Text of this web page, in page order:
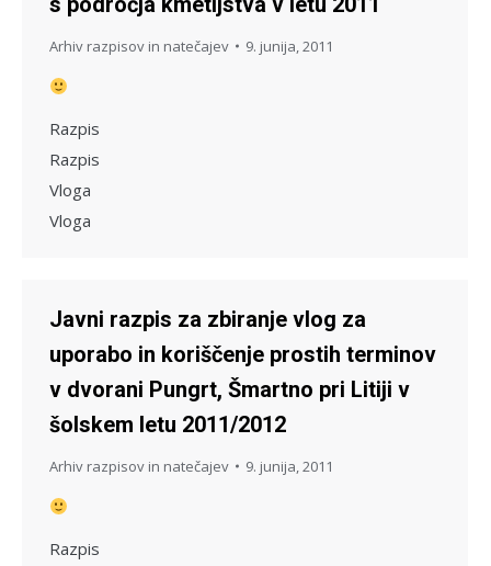
Arhiv razpisov in natečajev 9. junija, 2011
Razpis
Razpis
Vloga
Vloga
Javni razpis za zbiranje vlog za
uporabo in koriščenje prostih terminov
v dvorani Pungrt, Šmartno pri Litiji v
šolskem letu 2011/2012
Arhiv razpisov in natečajev 9. junija, 2011
Razpis